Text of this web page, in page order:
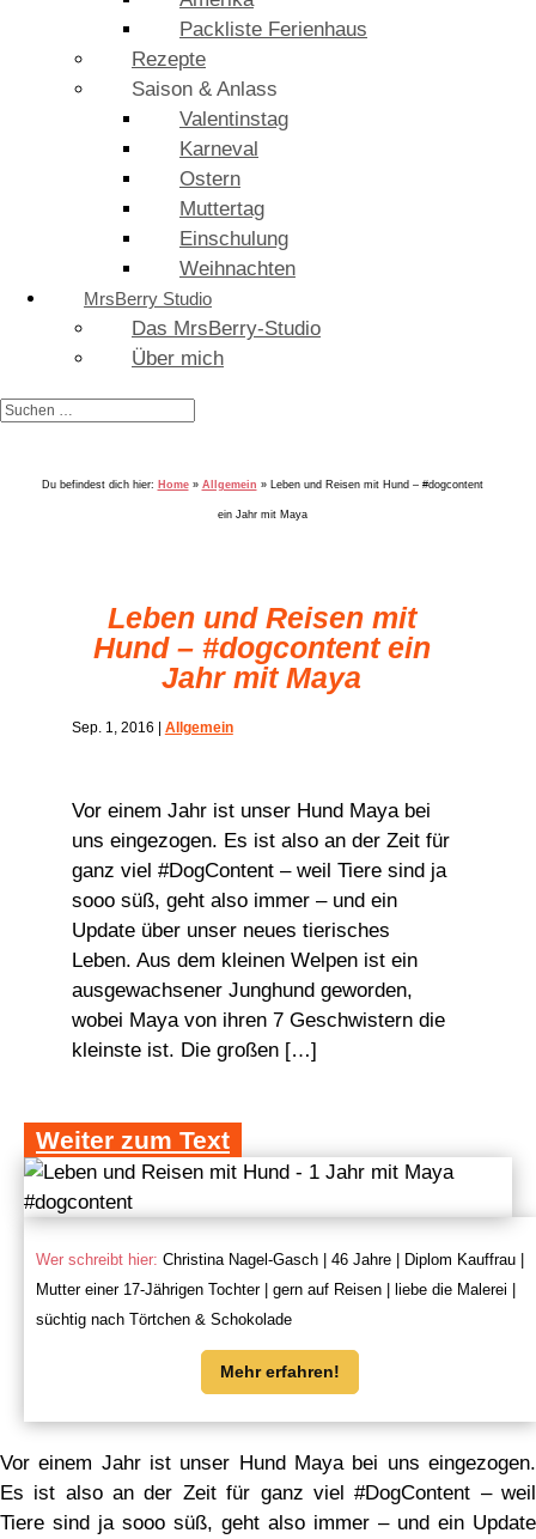
Packliste Ferienhaus
Rezepte
Saison & Anlass
Valentinstag
Karneval
Ostern
Muttertag
Einschulung
Weihnachten
MrsBerry Studio
Das MrsBerry-Studio
Über mich
Du befindest dich hier: Home» Allgemein » Leben und Reisen mit Hund – #dogcontent
ein Jahr mit Maya
Leben und Reisen mit
Hund – #dogcontent ein
Jahr mit Maya
Sep. 1, 2016 | Allgemein
Vor einem Jahr ist unser Hund Maya bei
uns eingezogen. Es ist also an der Zeit für
ganz viel #DogContent – weil Tiere sind ja
sooo süß, geht also immer – und ein
Update über unser neues tierisches
Leben. Aus dem kleinen Welpen ist ein
ausgewachsener Junghund geworden,
wobei Maya von ihren 7 Geschwistern die
kleinste ist. Die großen […]
Weiter zum Text
Wer schreibt hier: Christina Nagel-Gasch | 46 Jahre | Diplom Kauffrau |
Mutter einer 17-Jährigen Tochter | gern auf Reisen | liebe die Malerei |
süchtig nach Törtchen & Schokolade
Mehr erfahren!
Vor einem Jahr ist unser Hund Maya bei uns eingezogen.
Es ist also an der Zeit für ganz viel #DogContent – weil
Tiere sind ja sooo süß, geht also immer – und ein Update